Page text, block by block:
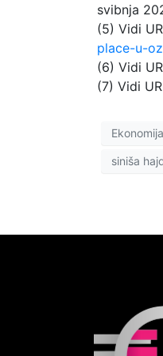
svibnja
(5) Vidi
place-u-
(6) Vidi
(7) Vidi
Ekonomija
siniša